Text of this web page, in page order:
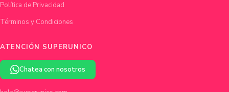
Política de Privacidad
Términos y Condiciones
ATENCIÓN SUPERUNICO
Chatea con nosotros